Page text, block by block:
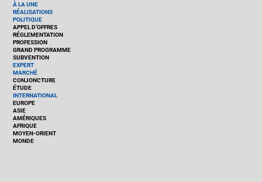
À LA UNE
RÉALISATIONS
POLITIQUE
APPEL D’OFFRES
RÉGLEMENTATION
PROFESSION
GRAND PROGRAMME
SUBVENTION
EXPERT
MARCHÉ
CONJONCTURE
ÉTUDE
INTERNATIONAL
EUROPE
ASIE
AMÉRIQUES
AFRIQUE
MOYEN-ORIENT
MONDE